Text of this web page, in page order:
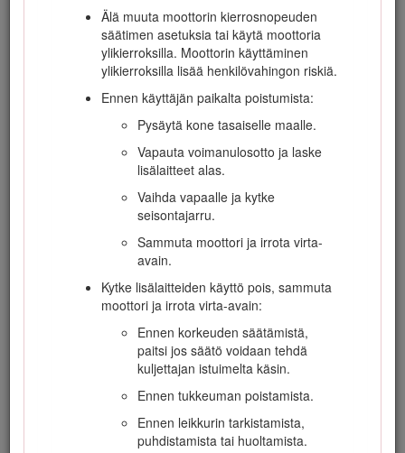
Älä muuta moottorin kierrosnopeuden
säätimen asetuksia tai käytä moottoria
ylikierroksilla. Moottorin käyttäminen
ylikierroksilla lisää henkilövahingon riskiä.
Ennen käyttäjän paikalta poistumista:
Pysäytä kone tasaiselle maalle.
Vapauta voimanulosotto ja laske
lisälaitteet alas.
Vaihda vapaalle ja kytke
seisontajarru.
Sammuta moottori ja irrota virta-
avain.
Kytke lisälaitteiden käyttö pois, sammuta
moottori ja irrota virta-avain:
Ennen korkeuden säätämistä,
paitsi jos säätö voidaan tehdä
kuljettajan istuimelta käsin.
Ennen tukkeuman poistamista.
Ennen leikkurin tarkistamista,
puhdistamista tai huoltamista.
puutteellinen jarrutus
konetyypin sopimattomuus
tehtävään
piittaamattomuus maaperän
ominaisuuksista, varsinkin
kaltevuudesta
virheellinen kiinnitys tai kuorman
Valmistelut
Pukeudu asianmukaisesti. Käytä
silmäsuojaimia, tukevia liukastumisen estäviä
Älä käytä koruja.
Tarkasta huolellisesti alue, jolla laitetta on
jotka se voi singota.
Tutki maasto, jotta voit arvioida, mitä
lisälaitteita ja -varusteita työn turvallinen